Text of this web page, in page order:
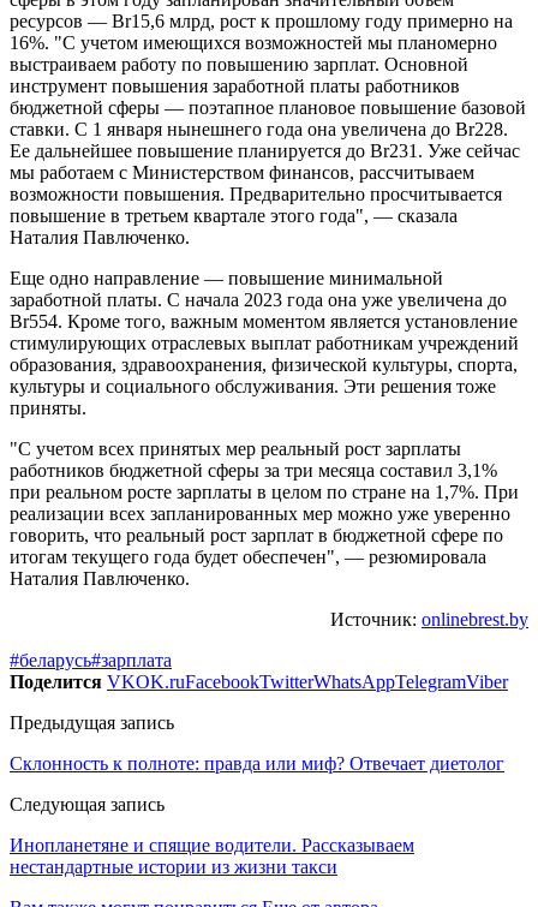
ресурсов — Br15,6 млрд, рост к прошлому году примерно на
16%. "С учетом имеющихся возможностей мы планомерно
выстраиваем работу по повышению зарплат. Основной
инструмент повышения заработной платы работников
бюджетной сферы — поэтапное плановое повышение базовой
ставки. С 1 января нынешнего года она увеличена до Br228.
Ее дальнейшее повышение планируется до Br231. Уже сейчас
мы работаем с Министерством финансов, рассчитываем
возможности повышения. Предварительно просчитывается
повышение в третьем квартале этого года", — сказала
Наталия Павлюченко.
Еще одно направление — повышение минимальной
заработной платы. С начала 2023 года она уже увеличена до
Br554. Кроме того, важным моментом является установление
стимулирующих отраслевых выплат работникам учреждений
образования, здравоохранения, физической культуры, спорта,
культуры и социального обслуживания. Эти решения тоже
приняты.
"С учетом всех принятых мер реальный рост зарплаты
работников бюджетной сферы за три месяца составил 3,1%
при реальном росте зарплаты в целом по стране на 1,7%. При
реализации всех запланированных мер можно уже уверенно
говорить, что реальный рост зарплат в бюджетной сфере по
итогам текущего года будет обеспечен", — резюмировала
Наталия Павлюченко.
Источник: onlinebrest.by
#беларусь#зарплата
Поделится VKOK.ruFacebookTwitterWhatsAppTelegramViber
Предыдущая запись
Склонность к полноте: правда или миф? Отвечает диетолог
Следующая запись
Инопланетяне и спящие водители. Рассказываем
нестандартные истории из жизни такси